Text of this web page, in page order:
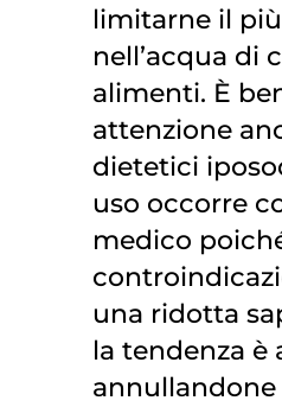
limitarne il più
nell’acqua di
alimenti. È
attenzione
dietetici
uso occorre
medico
una ridotta
la tendenza è
annullandone